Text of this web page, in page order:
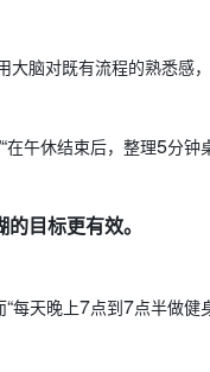
脑对既有流程的熟悉感
在午休结束后，整理5分钟
目标更有效。
“每天晚上7点到7点半做健